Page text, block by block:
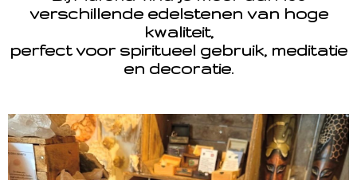
verschillende edelstenen van hoge
kwaliteit,
perfect voor spiritueel gebruik, meditatie
en decoratie.